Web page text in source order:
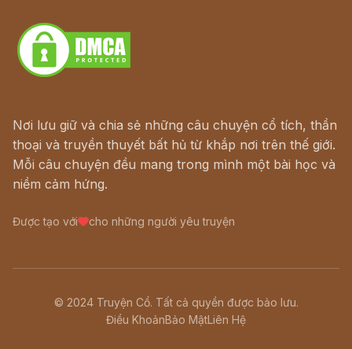
Nơi lưu giữ và chia sẻ những câu chuyện cổ tích, thần
thoại và truyền thuyết bất hủ từ khắp nơi trên thế giới.
Mỗi câu chuyện đều mang trong mình một bài học và
niềm cảm hứng.
Được tạo với cho những người yêu truyện
© 2024 Truyện Cổ. Tất cả quyền được bảo lưu.
Điều KhoảnBảo MậtLiên Hệ